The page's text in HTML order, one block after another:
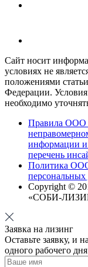
Сайт носит
условиях не
положениями
Федерации. Условия
необходимо
Правила ООО
информации
перечень
Политика
Copyright ©
«СОБИ-
Заявка на лизинг
Оставьте заявку, и
одного рабочего дня